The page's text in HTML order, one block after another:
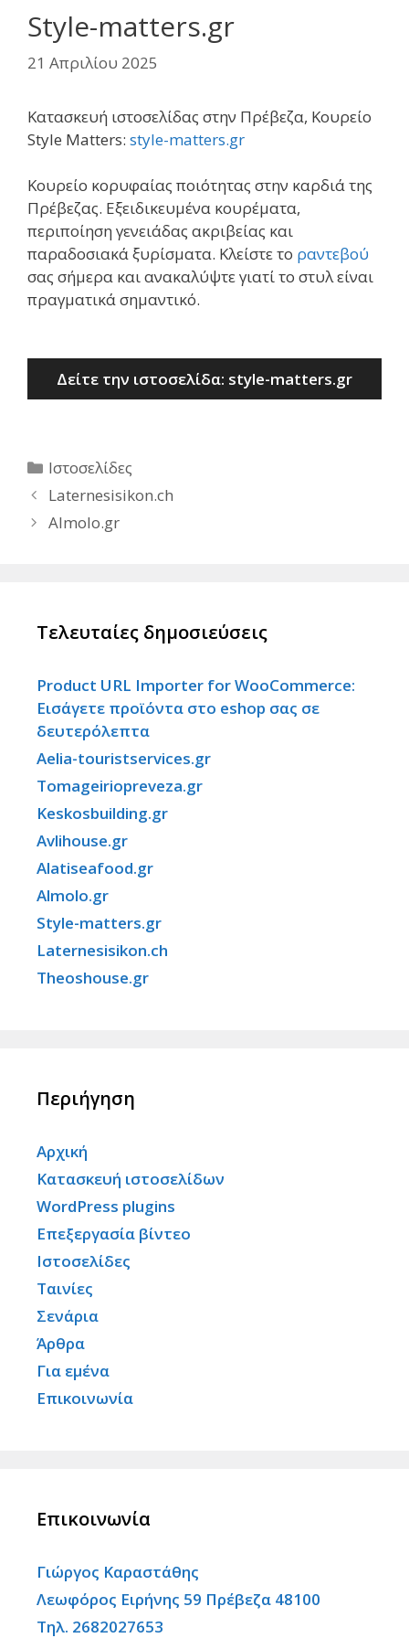
Style-matters.gr
21 Απριλίου 2025
Κατασκευή ιστοσελίδας στην Πρέβεζα, Κουρείο
Style Matters: style-matters.gr
Κουρείο κορυφαίας ποιότητας στην καρδιά της
Πρέβεζας. Εξειδικευμένα κουρέματα,
περιποίηση γενειάδας ακριβείας και
παραδοσιακά ξυρίσματα. Κλείστε το ραντεβού
σας σήμερα και ανακαλύψτε γιατί το στυλ είναι
πραγματικά σημαντικό.
Δείτε την ιστοσελίδα: style-matters.gr
Κατηγορίες
Ιστοσελίδες
Laternesisikon.ch
Almolo.gr
Τελευταίες δημοσιεύσεις
Product URL Importer for WooCommerce:
Εισάγετε προϊόντα στο eshop σας σε
δευτερόλεπτα
Aelia-touristservices.gr
Tomageiriopreveza.gr
Keskosbuilding.gr
Avlihouse.gr
Alatiseafood.gr
Almolo.gr
Style-matters.gr
Laternesisikon.ch
Theoshouse.gr
Περιήγηση
Αρχική
Κατασκευή ιστοσελίδων
WordPress plugins
Επεξεργασία βίντεο
Ιστοσελίδες
Ταινίες
Σενάρια
Άρθρα
Για εμένα
Επικοινωνία
Επικοινωνία
Γιώργος Καραστάθης
Λεωφόρος Ειρήνης 59 Πρέβεζα 48100
Τηλ. 2682027653